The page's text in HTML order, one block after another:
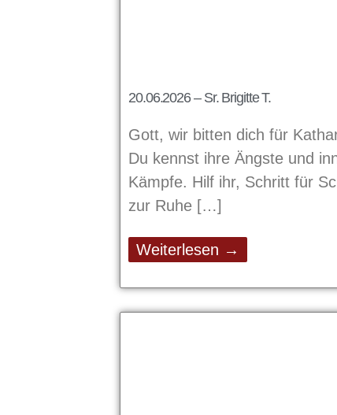
20.06.2026 – Sr. Brigitte T.
Gott, wir bitten dich für
Du kennst ihre Ängste und
Kämpfe. Hilf ihr, Schritt für
zur Ruhe
Weiterlesen →